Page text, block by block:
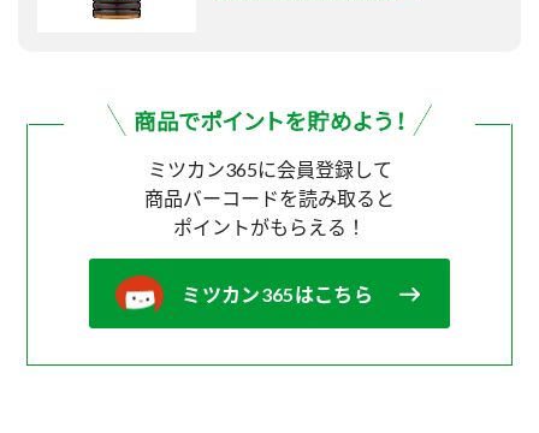
ミツカン365に会員登録して
商品バーコードを読み取ると
ポイントがもらえる！
ミツカン365はこちら